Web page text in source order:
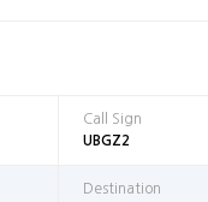
Call Sign
UBGZ2
Destination